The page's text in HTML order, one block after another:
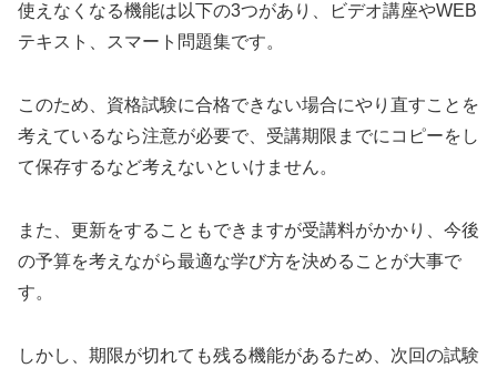
使えなくなる機能は以下の3つがあり、ビデオ講座やWEB
テキスト、スマート問題集です。
このため、資格試験に合格できない場合にやり直すことを
考えているなら注意が必要で、受講期限までにコピーをし
て保存するなど考えないといけません。
また、更新をすることもできますが受講料がかかり、今後
の予算を考えながら最適な学び方を決めることが大事で
す。
しかし、期限が切れても残る機能があるため、次回の試験